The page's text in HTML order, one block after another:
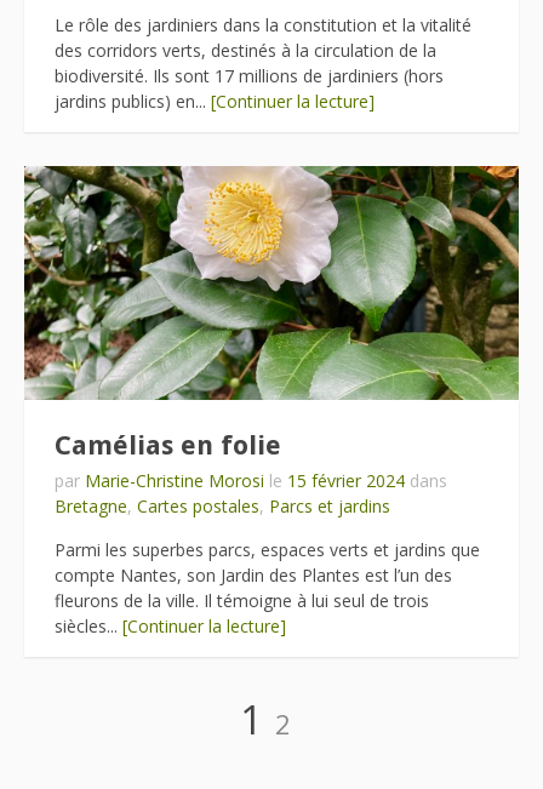
Le rôle des jardiniers dans la constitution et la vitalité
des corridors verts, destinés à la circulation de la
biodiversité. Ils sont 17 millions de jardiniers (hors
jardins publics) en... [Continuer la lecture]
Camélias en folie
par Marie-Christine Morosi le 15 février 2024 dans
Bretagne, Cartes postales, Parcs et jardins
Parmi les superbes parcs, espaces verts et jardins que
compte Nantes, son Jardin des Plantes est l’un des
fleurons de la ville. Il témoigne à lui seul de trois
siècles... [Continuer la lecture]
Page
1 Page
2